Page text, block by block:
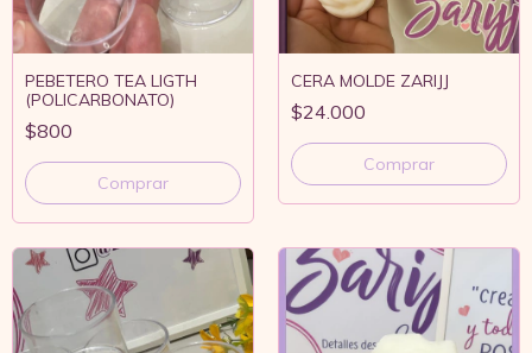
PEBETERO TEA LIGTH
(POLICARBONATO)
$800
Comprar
CERA MOLDE ZARIJJ
$24.000
Comprar